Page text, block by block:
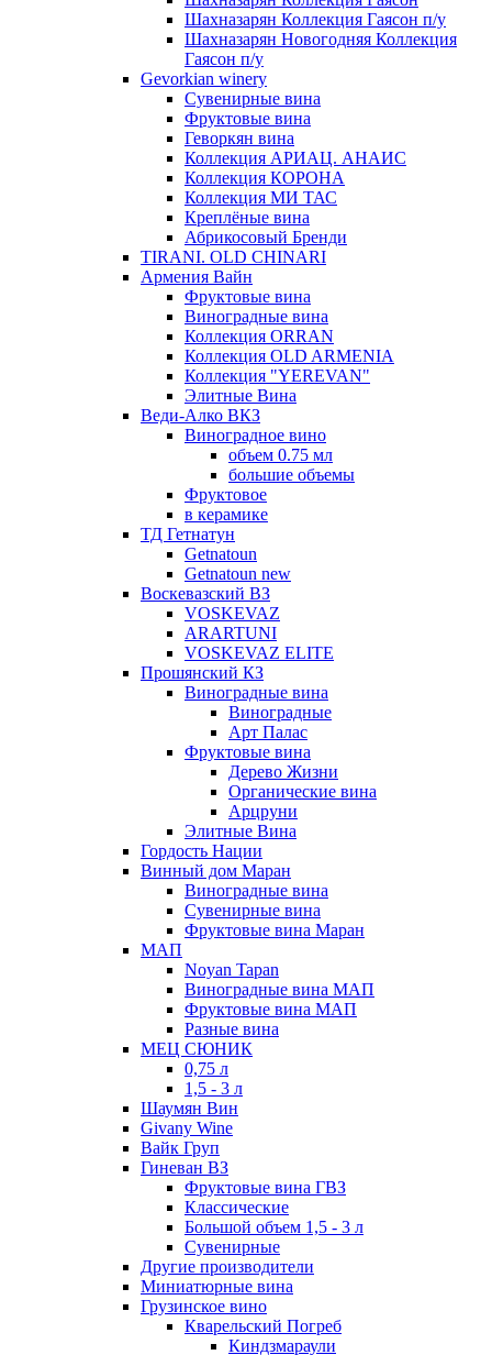
Шахназарян Коллекция Гаясон п/у
Шахназарян Новогодняя Коллекция
Гаясон п/у
Gevorkian winery
Сувенирные вина
Фруктовые вина
Геворкян вина
Коллекция АРИАЦ. АНАИС
Коллекция КОРОНА
Коллекция МИ ТАС
Креплёные вина
Абрикосовый Бренди
TIRANI. OLD CHINARI
Армения Вайн
Фруктовые вина
Виноградные вина
Коллекция ORRAN
Коллекция OLD ARMENIA
Коллекция "YEREVAN"
Элитные Вина
Веди-Алко ВКЗ
Виноградное вино
объем 0.75 мл
большие объемы
Фруктовое
в керамике
ТД Гетнатун
Getnatoun
Getnatoun new
Воскевазский ВЗ
VOSKEVAZ
ARARTUNI
VOSKEVAZ ELITE
Прошянский КЗ
Виноградные вина
Виноградные
Арт Палас
Фруктовые вина
Дерево Жизни
Органические вина
Арцруни
Элитные Вина
Гордость Нации
Винный дом Маран
Виноградные вина
Сувенирные вина
Фруктовые вина Маран
МАП
Noyan Tapan
Виноградные вина МАП
Фруктовые вина МАП
Разные вина
МЕЦ СЮНИК
0,75 л
1,5 - 3 л
Шаумян Вин
Givany Wine
Вайк Груп
Гиневан ВЗ
Фруктовые вина ГВЗ
Классические
Большой объем 1,5 - 3 л
Сувенирные
Другие производители
Миниатюрные вина
Грузинское вино
Кварельский Погреб
Киндзмараули